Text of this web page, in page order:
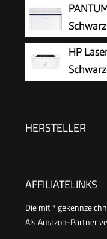
Airprint,
20ppm, Inklusive
Tonerkartusche
HP
HERSTELLER
AFFILIATELINKS
Die mit *
Als Amazon-Partner